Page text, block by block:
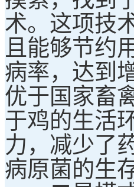
术。这项技
且能够节约
病率，达到
优于国家畜
于鸡的生活
力，减少了
病原菌的生